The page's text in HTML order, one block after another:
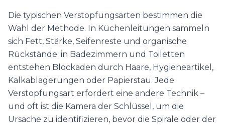
Die typischen Verstopfungsarten bestimmen die
Wahl der Methode. In Küchenleitungen sammeln
sich Fett, Stärke, Seifenreste und organische
Rückstände; in Badezimmern und Toiletten
entstehen Blockaden durch Haare, Hygieneartikel,
Kalkablagerungen oder Papierstau. Jede
Verstopfungsart erfordert eine andere Technik –
und oft ist die Kamera der Schlüssel, um die
Ursache zu identifizieren, bevor die Spirale oder der